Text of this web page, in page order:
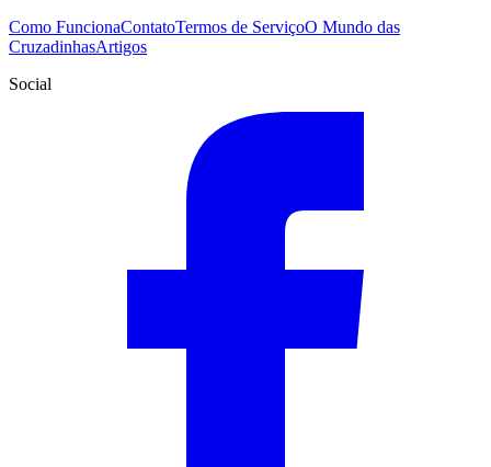
Como FuncionaContatoTermos de ServiçoO Mundo das
CruzadinhasArtigos
Social